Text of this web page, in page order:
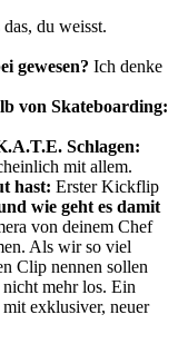
du weisst.
gewesen? Ich denke
von Skateboarding:
Schlagen:
mit allem.
hast: Erster Kickflip
wie geht es damit
von deinem Chef
Als wir so viel
Clip nennen sollen
mehr los. Ein
exklusiver, neuer